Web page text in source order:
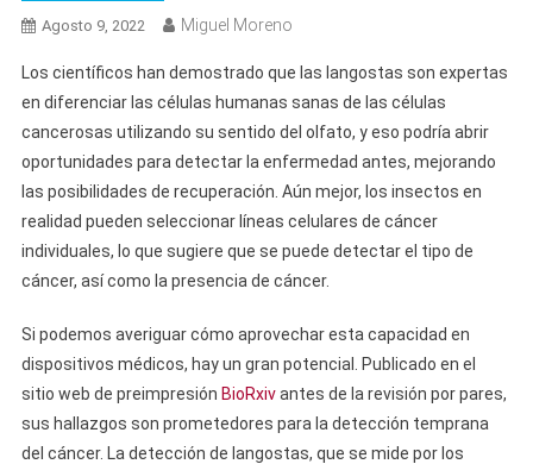
Agosto 9, 2022 Miguel Moreno
Los científicos han demostrado que las langostas son expertas
en diferenciar las células humanas sanas de las células
cancerosas utilizando su sentido del olfato, y eso podría abrir
oportunidades para detectar la enfermedad antes, mejorando
las posibilidades de recuperación. Aún mejor, los insectos en
realidad pueden seleccionar líneas celulares de cáncer
individuales, lo que sugiere que se puede detectar el tipo de
cáncer, así como la presencia de cáncer.
Si podemos averiguar cómo aprovechar esta capacidad en
dispositivos médicos, hay un gran potencial. Publicado en el
sitio web de preimpresión BioRxivantes de la revisión por pares,
sus hallazgos son prometedores para la detección temprana
del cáncer. La detección de langostas, que se mide por los